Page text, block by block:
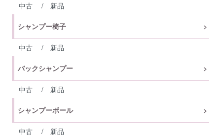
中古 / 新品
シャンプー椅子
中古 / 新品
バックシャンプー
中古 / 新品
シャンプーボール
中古 / 新品